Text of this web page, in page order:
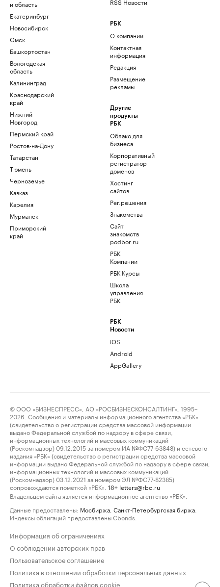
и область
Екатеринбург
Новосибирск
Омск
Башкортостан
Вологодская
область
Калининград
Краснодарский
край
Нижний
Новгород
Пермский край
Ростов-на-Дону
Татарстан
Тюмень
Черноземье
Кавказ
Карелия
Мурманск
Приморский
край
РБК
О компании
Контактная
информация
Редакция
Размещение
рекламы
Другие
продукты
РБК
Облако для
бизнеса
Корпоративный
регистратор
доменов
Хостинг
сайтов
Рег.решения
Знакомства
Сайт
знакомств
podbor.ru
РБК
Компании
РБК Курсы
Школа
управления
РБК
РБК
Новости
iOS
Android
AppGallery
© ООО «БИЗНЕСПРЕСС», АО «РОСБИЗНЕСКОНСАЛТИНГ», 1995–
2026. Сообщения и материалы информационного агентства «РБК»
(свидетельство о регистрации средства массовой информации
выдано Федеральной службой по надзору в сфере связи,
информационных технологий и массовых коммуникаций
(Роскомнадзор) 09.12.2015 за номером ИА №ФС77-63848) и сетевого
издания «РБК» (свидетельство о регистрации средства массовой
информации выдано Федеральной службой по надзору в сфере связи,
информационных технологий и массовых коммуникаций
(Роскомнадзор) 03.12.2021 за номером ЭЛ №ФС77-82385)
сопровождаются пометкой «РБК».
18+ letters@rbc.ru
Владельцем сайта является информационное агентство «РБК».
Данные предоставлены: Мосбиржа Санкт-Петербургская биржа
Индексы облигаций предоставлены Cbonds.
Информация об ограничениях
О соблюдении авторских прав
Пользовательское соглашение
Политика в отношении обработки персональных данных
Политика обработки файлов cookie